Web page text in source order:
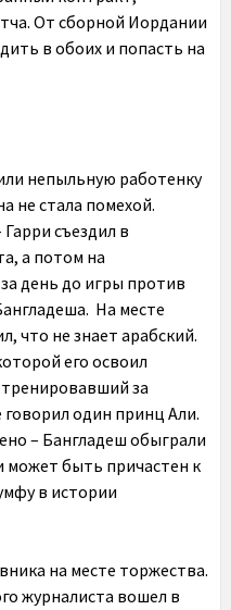
От сборной Иордании
в обоих и попасть на
непыльную работенку
не стала помехой.
съездил в
а потом на
день до игры против
На месте
что не знает арабский.
его освоил
за
один принц Али.
– Бангладеш обыграли
может быть причастен к
в истории
на месте торжества.
журналиста вошел в